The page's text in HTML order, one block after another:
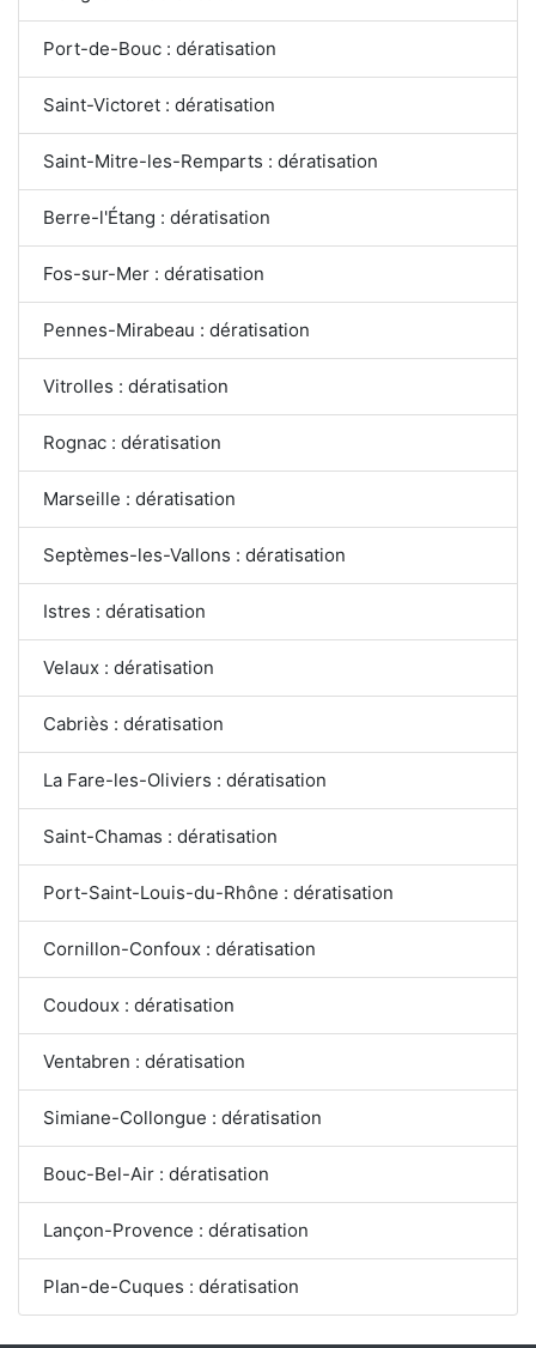
Port-de-Bouc : dératisation
Saint-Victoret : dératisation
Saint-Mitre-les-Remparts : dératisation
Berre-l'Étang : dératisation
Fos-sur-Mer : dératisation
Pennes-Mirabeau : dératisation
Vitrolles : dératisation
Rognac : dératisation
Marseille : dératisation
Septèmes-les-Vallons : dératisation
Istres : dératisation
Velaux : dératisation
Cabriès : dératisation
La Fare-les-Oliviers : dératisation
Saint-Chamas : dératisation
Port-Saint-Louis-du-Rhône : dératisation
Cornillon-Confoux : dératisation
Coudoux : dératisation
Ventabren : dératisation
Simiane-Collongue : dératisation
Bouc-Bel-Air : dératisation
Lançon-Provence : dératisation
Plan-de-Cuques : dératisation